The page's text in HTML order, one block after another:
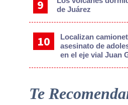
de Juárez
Localizan
asesinato de
en el eje vial Juan
Te